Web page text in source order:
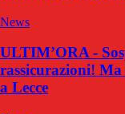
News
ULTIM’ORA -
rassicurazioni!
a Lecce